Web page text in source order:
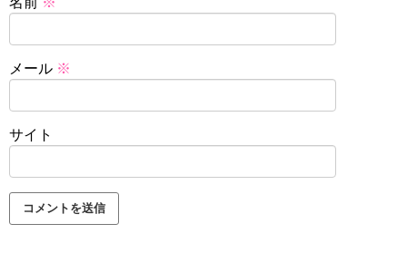
メール ※
サイト